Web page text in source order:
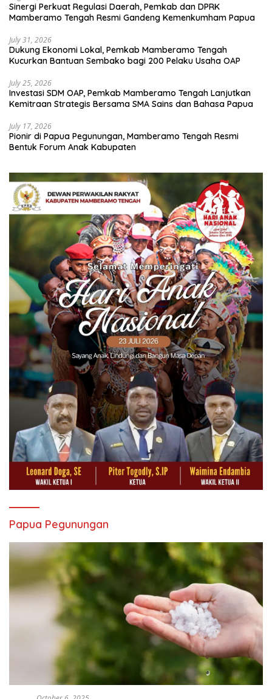
Sinergi Perkuat Regulasi Daerah, Pemkab dan DPRK
Mamberamo Tengah Resmi Gandeng Kemenkumham Papua
July 31, 2026
Dukung Ekonomi Lokal, Pemkab Mamberamo Tengah
Kucurkan Bantuan Sembako bagi 200 Pelaku Usaha OAP
July 25, 2026
Investasi SDM OAP, Pemkab Mamberamo Tengah Lanjutkan
Kemitraan Strategis Bersama SMA Sains dan Bahasa Papua
July 17, 2026
Pionir di Papua Pegunungan, Mamberamo Tengah Resmi
Bentuk Forum Anak Kabupaten
Papua Pegunungan